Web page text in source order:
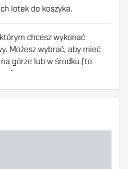
lotek do koszyka.
chcesz wykonać
Możesz wybrać, aby mieć
górze lub w środku (to